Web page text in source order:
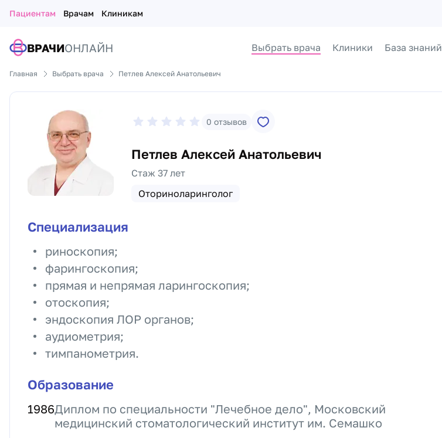
Пациентам Врачам Клиникам
ВРАЧИОНЛАЙН Выбрать врача Клиники База знаний
Главная Выбрать врача Петлев Алексей Анатольевич
0 отзывов
Петлев Алексей Анатольевич
Стаж 37 лет
Оториноларинголог
Специализация
риноскопия;
фарингоскопия;
прямая и непрямая ларингоскопия;
отоскопия;
эндоскопия ЛОР органов;
аудиометрия;
тимпанометрия.
Образование
1986Диплом по специальности "Лечебное дело", Московский
медицинский стоматологический институт им. Семашко